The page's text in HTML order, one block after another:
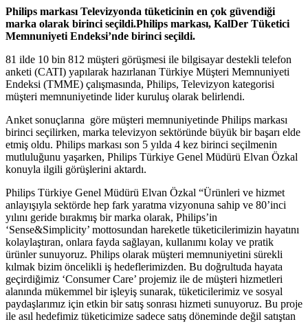
Philips markası Televizyonda tüketicinin en çok güvendiği
marka olarak birinci seçildi.Philips markası, KalDer Tüketici
Memnuniyeti Endeksi’nde birinci seçildi.
81 ilde 10 bin 812 müşteri görüşmesi ile bilgisayar destekli telefon
anketi (CATI) yapılarak hazırlanan Türkiye Müşteri Memnuniyeti
Endeksi (TMME) çalışmasında, Philips, Televizyon kategorisi
müşteri memnuniyetinde lider kuruluş olarak belirlendi.
Anket sonuçlarına göre müşteri memnuniyetinde Philips markası
birinci seçilirken, marka televizyon sektöründe büyük bir başarı elde
etmiş oldu. Philips markası son 5 yılda 4 kez birinci seçilmenin
mutluluğunu yaşarken, Philips Türkiye Genel Müdürü Elvan Özkal
konuyla ilgili görüşlerini aktardı.
Philips Türkiye Genel Müdürü Elvan Özkal “Ürünleri ve hizmet
anlayışıyla sektörde hep fark yaratma vizyonuna sahip ve 80’inci
yılını geride bırakmış bir marka olarak, Philips’in
‘Sense&Simplicity’ mottosundan hareketle tüketicilerimizin hayatını
kolaylaştıran, onlara fayda sağlayan, kullanımı kolay ve pratik
ürünler sunuyoruz. Philips olarak müşteri memnuniyetini sürekli
kılmak bizim öncelikli iş hedeflerimizden. Bu doğrultuda hayata
geçirdiğimiz ‘Consumer Care’ projemiz ile de müşteri hizmetleri
alanında mükemmel bir işleyiş sunarak, tüketicilerimiz ve sosyal
paydaşlarımız için etkin bir satış sonrası hizmeti sunuyoruz. Bu proje
ile asıl hedefimiz tüketicimize sadece satış döneminde değil satıştan